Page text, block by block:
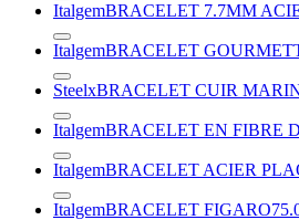
ItalgemBRACELET 7.7MM
ItalgemBRACELET
SteelxBRACELET CUIR
ItalgemBRACELET EN FIBRE
ItalgemBRACELET ACIER
ItalgemBRACELET FIGARO